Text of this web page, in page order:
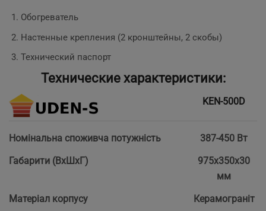
Обогреватель
Настенные крепления (2 кронштейны, 2 скобы)
Технический паспорт
Технические характеристики:
KEN-500D
Номінальна споживча потужність
387-450 Вт
Габарити (ВхШхГ)
975х350х30
мм
Матеріал корпусу
Керамограніт